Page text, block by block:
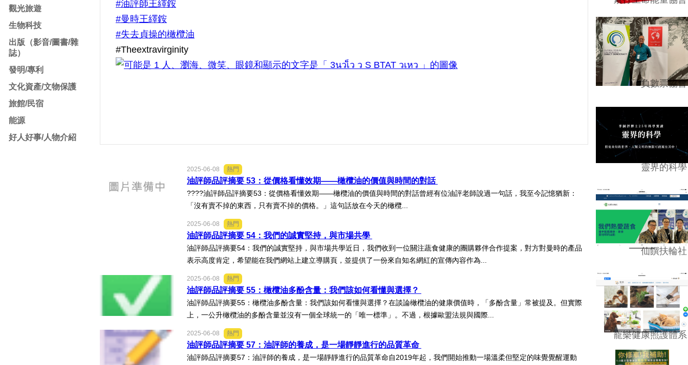
觀光旅遊
生物科技
出版（影音/圖書/雜
誌）
發明/專利
文化資產/文物保護
旅館/民宿
能源
好人好事/人物介紹
#油評師王繹銨
#曼時王繹銨
#失去貞操的橄欖油
#Theextravirginity
2025-06-08 熱門
油評師品評摘要 53：從價格看懂效期——橄欖油的價值與時間的對話
????油評師品評摘要53：從價格看懂效期——橄欖油的價值與時間的對話曾經有位油評老師說過一句話，我至今記憶猶新：
「沒有賣不掉的東西，只有賣不掉的價格。」這句話放在今天的橄欖...
2025-06-08 熱門
油評師品評摘要 54：我們的誠實堅持，與市場共學
油評師品評摘要54：我們的誠實堅持，與市場共學近日，我們收到一位關注蔬食健康的團購夥伴合作提案，對方對曼時的產品
表示高度肯定，希望能在我們網站上建立導購頁，並提供了一份來自知名網紅的宣傳內容作為...
2025-06-08 熱門
油評師品評摘要 55：橄欖油多酚含量：我們該如何看懂與選擇？
油評師品評摘要55：橄欖油多酚含量：我們該如何看懂與選擇？在談論橄欖油的健康價值時，「多酚含量」常被提及。但實際
上，一公升橄欖油的多酚含量並沒有一個全球統一的「唯一標準」。不過，根據歐盟法規與國際...
2025-06-08 熱門
油評師品評摘要 57：油評師的養成，是一場靜靜進行的品質革命
油評師品評摘要57：油評師的養成，是一場靜靜進行的品質革命自2019年起，我們開始推動一場溫柔但堅定的味覺覺醒運動
負數票協會
靈界的科學
仙饌扶輪社
寵樂健康照護體系